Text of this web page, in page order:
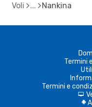
Voli Nankina
Termini
Termini e
d
A